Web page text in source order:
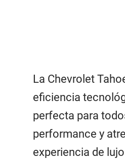
La Chevrolet
eficiencia
perfecta para
performance y
experiencia de